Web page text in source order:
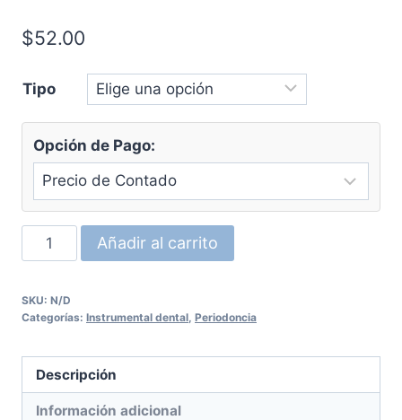
$52.00
Tipo
Opción de Pago:
Cureta
Gracey
cantidad
Añadir al carrito
SKU: N/D
Categorías: Instrumental dental Periodoncia
Descripción
Información adicional